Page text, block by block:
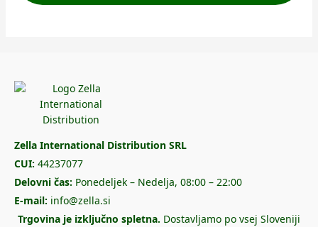
Zella International Distribution SRL
CUI: 44237077
Delovni čas: Ponedeljek – Nedelja, 08:00 – 22:00
E-mail: info@zella.si
Trgovina je izključno spletna. Dostavljamo po vsej Sloveniji